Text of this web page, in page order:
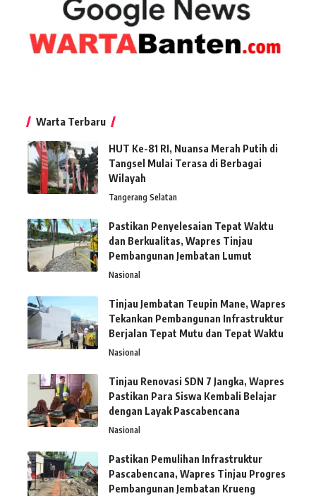
Warta Terbaru
HUT Ke-81 RI, Nuansa Merah Putih di
Tangsel Mulai Terasa di Berbagai
Wilayah
Tangerang Selatan
Pastikan Penyelesaian Tepat Waktu
dan Berkualitas, Wapres Tinjau
Pembangunan Jembatan Lumut
Nasional
Tinjau Jembatan Teupin Mane, Wapres
Tekankan Pembangunan Infrastruktur
Berjalan Tepat Mutu dan Tepat Waktu
Nasional
Tinjau Renovasi SDN 7 Jangka, Wapres
Pastikan Para Siswa Kembali Belajar
dengan Layak Pascabencana
Nasional
Pastikan Pemulihan Infrastruktur
Pascabencana, Wapres Tinjau Progres
Pembangunan Jembatan Krueng